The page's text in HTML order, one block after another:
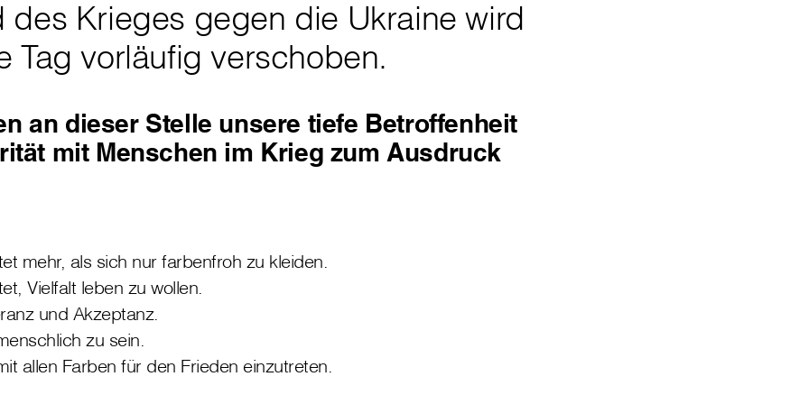
des Krieges gegen die Ukraine wird
Tag vorläufig verschoben.
an dieser Stelle unsere tiefe Betroffenheit
mit Menschen im Krieg zum Ausdruck
mehr, als sich nur farbenfroh zu kleiden.
Vielfalt leben zu wollen.
und Akzeptanz.
zu sein.
allen Farben für den Frieden einzutreten.